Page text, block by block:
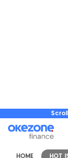
HOME HOT